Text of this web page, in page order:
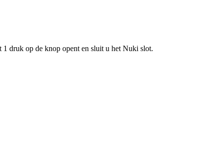
druk op de knop opent en sluit u het Nuki slot.